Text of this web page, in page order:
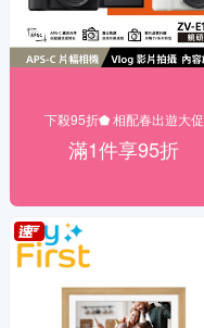
下殺95折⬟ 相配春出遊大促
滿1件享95折